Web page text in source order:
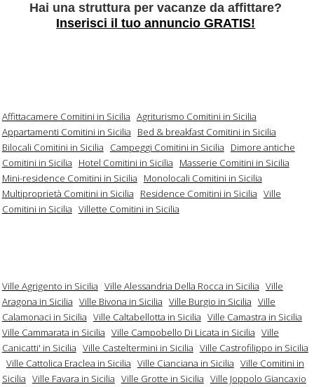
Hai una struttura per vacanze da affittare?
Inserisci il tuo annuncio GRATIS!
Affittacamere Comitini in Sicilia Agriturismo Comitini in Sicilia
Appartamenti Comitini in Sicilia
Bed & breakfast Comitini in Sicilia
Bilocali Comitini in Sicilia
Campeggi Comitini in Sicilia
Dimore antiche
Comitini in Sicilia
Hotel Comitini in Sicilia
Masserie Comitini in Sicilia
Mini-residence Comitini in Sicilia
Monolocali Comitini in Sicilia
Multiproprietà Comitini in Sicilia
Residence Comitini in Sicilia Ville
Comitini in Sicilia Villette Comitini in Sicilia
Ville Agrigento in Sicilia Ville Alessandria Della Rocca in Sicilia Ville
Aragona in Sicilia Ville Bivona in Sicilia Ville Burgio in Sicilia Ville
Calamonaci in Sicilia Ville Caltabellotta in Sicilia Ville Camastra in Sicilia
Ville Cammarata in Sicilia Ville Campobello Di Licata in Sicilia Ville
Canicatti' in Sicilia Ville Casteltermini in Sicilia Ville Castrofilippo in Sicilia
Ville Cattolica Eraclea in Sicilia Ville Cianciana in Sicilia Ville Comitini in
Sicilia Ville Favara in Sicilia Ville Grotte in Sicilia Ville Joppolo Giancaxio